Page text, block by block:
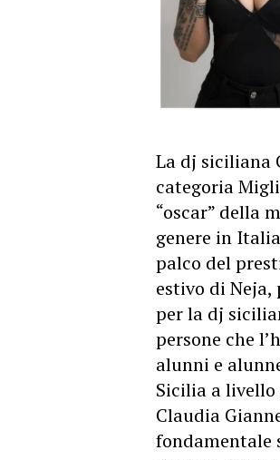
La dj siciliana
categoria
“oscar” della
genere in
palco del
estivo di
per la dj
persone che
alunni e
Sicilia a livello
Claudia
fondamentale